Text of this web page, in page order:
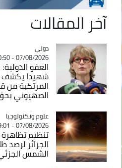
آخر المقالات
Catégorie
دولي
07/08/2026 - 20:50
شهيدا يكشف
المرتكبة من
الصهيوني
Catégorie
علوم وتكنولوجيا
07/08/2026 - 19:01
تنظيم تظاهرة
الجزائر
الشمس الجزئي